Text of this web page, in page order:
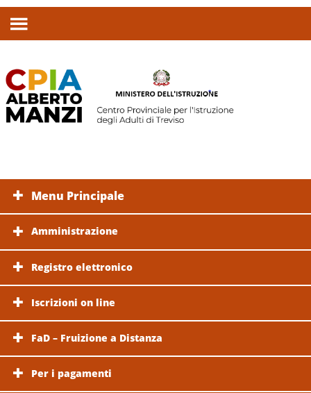
Menu Principale
Amministrazione
Registro elettronico
Iscrizioni on line
FaD – Fruizione a Distanza
Per i pagamenti